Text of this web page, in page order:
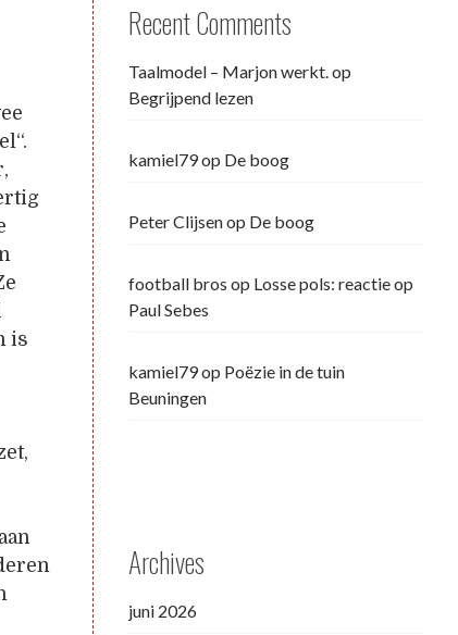
is
Recent Comments
Taalmodel – Marjon werkt.op
Begrijpend lezen
kamiel79op De boog
Peter Clijsenop De boog
football bros op Losse pols: reactie op
Paul Sebes
kamiel79op Poëzie in de tuin
Beuningen
Archives
juni 2026